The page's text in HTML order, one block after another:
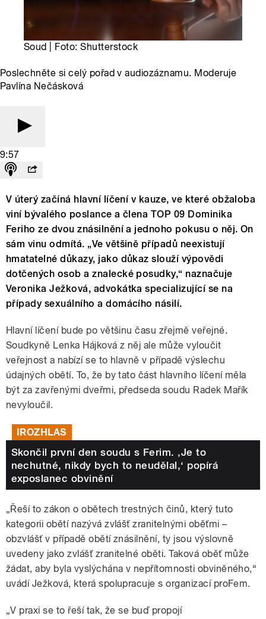
Soud | Foto: Shutterstock
Poslechněte si celý pořad v audiozáznamu. Moderuje
Pavlína Nečásková
9:57
V úterý začíná hlavní líčení v kauze, ve které obžaloba
viní bývalého poslance a člena TOP 09 Dominika
Feriho ze dvou znásilnění a jednoho pokusu o něj. On
sám vinu odmítá. „Ve většině případů neexistují
hmatatelné důkazy, jako důkaz slouží výpovědi
dotčených osob a znalecké posudky,“ naznačuje
Veronika Ježková, advokátka specializující se na
případy sexuálního a domácího násilí.
Hlavní líčení bude po většinu času zřejmě veřejné.
Soudkyně Lenka Hájková z něj ale může vyloučit
veřejnost a nabízí se to hlavně v případě výslechu
údajných obětí. To, že by tato část hlavního líčení měla
být za zavřenými dveřmi, předseda soudu Radek Mařík
nevyloučil.
IROZHLAS
Skončil první den soudu s Ferim. ‚Je to
nechutné, nikdy bych to neudělal,‘ popírá
exposlanec obvinění
„Řeší to zákon o obětech trestných činů, který tuto
kategorii obětí nazývá zvlášť zranitelnými oběťmi –
obzvlášť v případě obětí znásilnění, ty jsou výslovně
uvedeny jako zvlášť zranitelné oběti. Taková oběť může
žádat, aby byla vyslýchána v nepřítomnosti obviněného,“
uvádí Ježková, která spolupracuje s organizací proFem.
„V praxi se to řeší tak, že se buď propojí